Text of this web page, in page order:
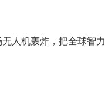
人机轰炸，把全球智力